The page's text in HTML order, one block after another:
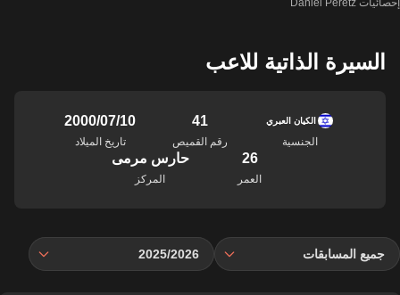
إحصائيات Daniel Peretz
السيرة الذاتية للاعب
الكيان العبري
الجنسية
41
رقم القميص
10‏/07‏/2000
تاريخ الميلاد
26
العمر
حارس مرمى
المركز
جميع المسابقات 2025/2026